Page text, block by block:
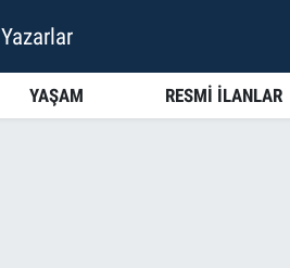
Yazarlar
YAŞAM RESMİ İLANLAR